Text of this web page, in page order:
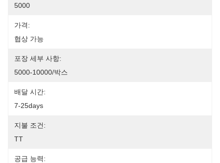
5000
가격:
협상 가능
포장 세부 사항:
5000-10000/박스
배달 시간:
7-25days
지불 조건:
TT
공급 능력: